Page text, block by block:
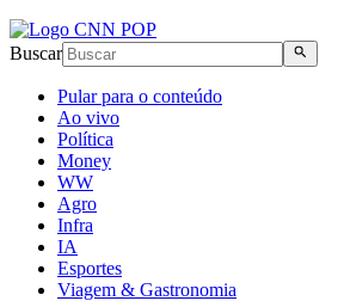
Buscar
Pular para o conteúdo
Ao vivo
Política
Money
WW
Agro
Infra
IA
Esportes
Viagem & Gastronomia